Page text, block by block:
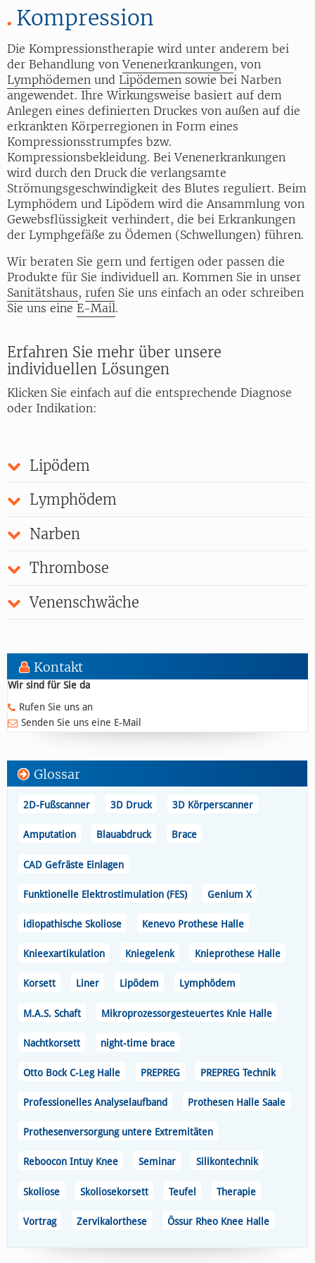
Kompression
Die Kompressionstherapie wird unter anderem bei
der Behandlung vonVenenerkrankungen, von
Lymphödemen und Lipödemen sowie bei Narben
angewendet. Ihre Wirkungsweise basiert auf dem
Anlegen eines definierten Druckes von außen auf die
erkrankten Körperregionen in Form eines
Kompressionsstrumpfes bzw.
Kompressionsbekleidung. Bei Venenerkrankungen
wird durch den Druck die verlangsamte
Strömungsgeschwindigkeit des Blutes reguliert. Beim
Lymphödem und Lipödem wird die Ansammlung von
Gewebsflüssigkeit verhindert, die bei Erkrankungen
der Lymphgefäße zu Ödemen (Schwellungen) führen.
Wir beraten Sie gern und fertigen oder passen die
Produkte für Sie individuell an. Kommen Sie in unser
Sanitätshaus, rufen Sie uns einfach an oder schreiben
Sie uns eine E-Mail.
Erfahren Sie mehr über unsere
individuellen Lösungen
Klicken Sie einfach auf die entsprechende Diagnose
oder Indikation:
Lipödem
Lymphödem
Narben
Thrombose
Venenschwäche
Kontakt
Wir sind für Sie da
Rufen Sie uns an
Senden Sie uns eine E-Mail
Glossar
2D-Fußscanner 3D Druck 3D Körperscanner
Amputation Blauabdruck Brace
CAD Gefräste Einlagen
Funktionelle Elektrostimulation (FES) Genium X
idiopathische Skoliose Kenevo Prothese Halle
Knieexartikulation Kniegelenk Knieprothese Halle
Korsett Liner Lipödem Lymphödem
M.A.S. Schaft Mikroprozessorgesteuertes Knie Halle
Nachtkorsett night-time brace
Otto Bock C-Leg Halle PREPREG PREPREG Technik
Professionelles Analyselaufband Prothesen Halle Saale
Prothesenversorgung untere Extremitäten
Reboocon Intuy Knee Seminar Silikontechnik
Skoliose Skoliosekorsett Teufel Therapie
Vortrag Zervikalorthese Össur Rheo Knee Halle